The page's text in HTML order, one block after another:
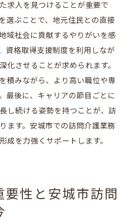
求人を見つけることが重要で
選ぶことで、地元住民との直接
域社会に貢献するやりがいを感
資格取得支援制度を利用しなが
化させることが求められます。
積みながら、より高い職位や専
最後に、キャリアの節目ごとに
し続ける姿勢を持つことが、訪
ます。安城市での訪問介護業務
成を力強くサポートします。
要性と安城市訪問